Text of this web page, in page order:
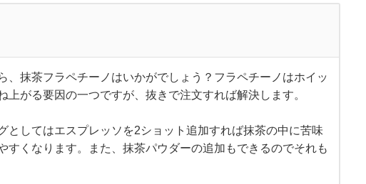
、抹茶フラペチーノはいかがでしょう？フラペチーノはホイッ
上がる要因の一つですが、抜きで注文すれば解決します。
としてはエスプレッソを2ショット追加すれば抹茶の中に苦味
すくなります。また、抹茶パウダーの追加もできるのでそれも